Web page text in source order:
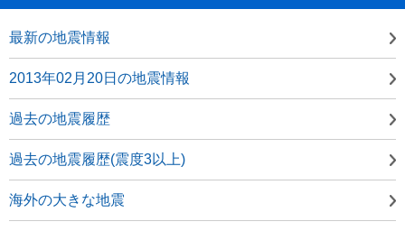
最新の地震情報
2013年02月20日の地震情報
過去の地震履歴
過去の地震履歴(震度3以上)
海外の大きな地震